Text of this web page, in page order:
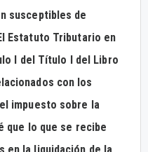
susceptibles de
Estatuto Tributario en
I del Título I del Libro
con los
impuesto sobre la
que lo que se recibe